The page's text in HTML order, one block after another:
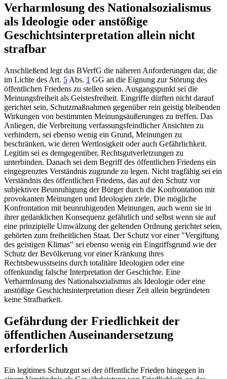
Verharmlosung des Nationalsozialismus
als Ideologie oder anstößige
Geschichtsinterpretation allein nicht
strafbar
Anschließend legt das BVerfG die näheren Anforderungen dar, die
im Lichte des Art. 5 Abs. 1 GG an die Eignung zur Störung des
öffentlichen Friedens zu stellen seien. Ausgangspunkt sei die
Meinungsfreiheit als Geistesfreiheit. Eingriffe dürften nicht darauf
gerichtet sein, Schutzmaßnahmen gegenüber rein geistig bleibenden
Wirkungen von bestimmten Meinungsäußerungen zu treffen. Das
Anliegen, die Verbreitung verfassungsfeindlicher Ansichten zu
verhindern, sei ebenso wenig ein Grund, Meinungen zu
beschränken, wie deren Wertlosigkeit oder auch Gefährlichkeit.
Legitim sei es demgegenüber, Rechtsgutverletzungen zu
unterbinden. Danach sei dem Begriff des öffentlichen Friedens ein
eingegrenztes Verständnis zugrunde zu legen. Nicht tragfähig sei ein
Verständnis des öffentlichen Friedens, das auf den Schutz vor
subjektiver Beunruhigung der Bürger durch die Konfrontation mit
provokanten Meinungen und Ideologien ziele. Die mögliche
Konfrontation mit beunruhigenden Meinungen, auch wenn sie in
ihrer gedanklichen Konsequenz gefährlich und selbst wenn sie auf
eine prinzipielle Umwälzung der geltenden Ordnung gerichtet seien,
gehörten zum freiheitlichen Staat. Der Schutz vor einer "Vergiftung
des geistigen Klimas" sei ebenso wenig ein Eingriffsgrund wie der
Schutz der Bevölkerung vor einer Kränkung ihres
Rechtsbewusstseins durch totalitäre Ideologien oder eine
offenkundig falsche Interpretation der Geschichte. Eine
Verharmlosung des Nationalsozialismus als Ideologie oder eine
anstößige Geschichtsinterpretation dieser Zeit allein begründeten
keine Strafbarkeit.
Gefährdung der Friedlichkeit der
öffentlichen Auseinandersetzung
erforderlich
Ein legitimes Schutzgut sei der öffentliche Frieden hingegen in